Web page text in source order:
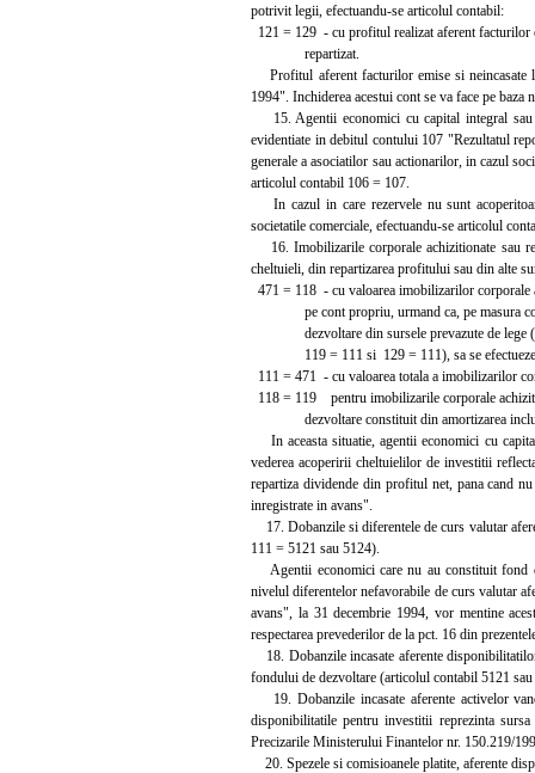
potrivit legii, efectuandu-se articolul contabil:
121 = 129 - cu profitul realizat aferent facturilor
repartizat.
Profitul aferent facturilor emise si neincasate
1994". Inchiderea acestui cont se va face pe
15. Agentii economici cu capital integral sau
evidentiate in debitul contului 107 "Rezultatul
generale a asociatilor sau actionarilor, in cazul
articolul contabil 106 = 107.
In cazul in care rezervele nu sunt
societatile comerciale, efectuandu-se articolul
16. Imobilizarile corporale achizitionate sau
cheltuieli, din repartizarea profitului sau din alte
471 = 118 - cu valoarea imobilizarilor corporale
pe cont propriu, urmand ca, pe masura
dezvoltare din sursele prevazute de lege
119 = 111 si 129 = 111), sa se efectueze
111 = 471 - cu valoarea totala a imobilizarilor
118 = 119 pentru imobilizarile corporale
dezvoltare constituit din amortizarea
In aceasta situatie, agentii economici cu
vederea acoperirii cheltuielilor de investitii
repartiza dividende din profitul net, pana cand
inregistrate in avans".
17. Dobanzile si diferentele de curs valutar
111 = 5121 sau 5124).
Agentii economici care nu au constituit fond
nivelul diferentelor nefavorabile de curs valutar
avans", la 31 decembrie 1994, vor mentine
respectarea prevederilor de la pct. 16 din
18. Dobanzile incasate aferente
fondului de dezvoltare (articolul contabil 5121
19. Dobanzile incasate aferente activelor
disponibilitatile pentru investitii reprezinta
Precizarile Ministerului Finantelor nr. 150.219/
20. Spezele si comisioanele platite, aferente